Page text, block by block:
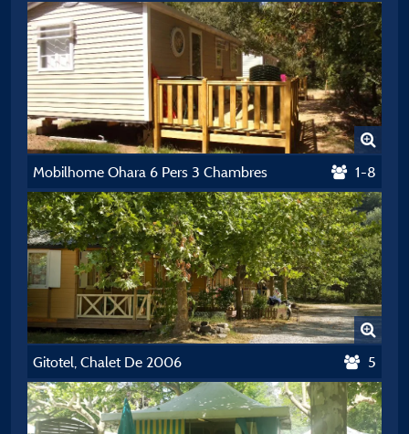
Mobilhome Ohara 6 Pers 3 Chambres 1-8
Gitotel, Chalet De 2006 5